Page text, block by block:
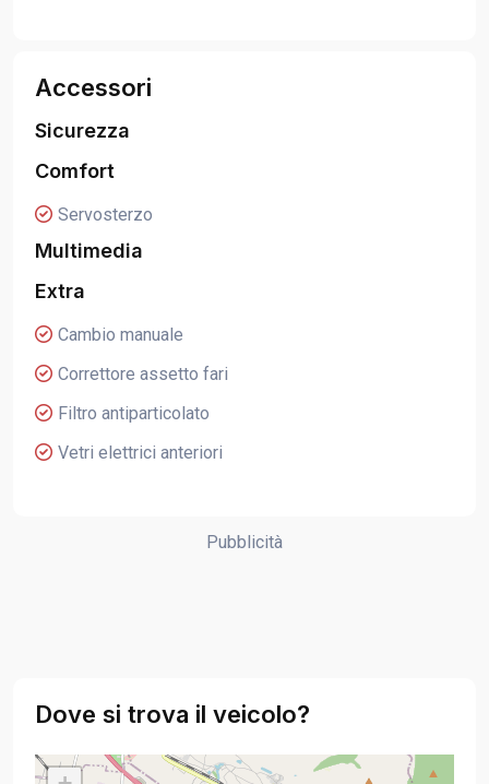
Accessori
Sicurezza
Comfort
Servosterzo
Multimedia
Extra
Cambio manuale
Correttore assetto fari
Filtro antiparticolato
Vetri elettrici anteriori
Pubblicità
Dove si trova il veicolo?